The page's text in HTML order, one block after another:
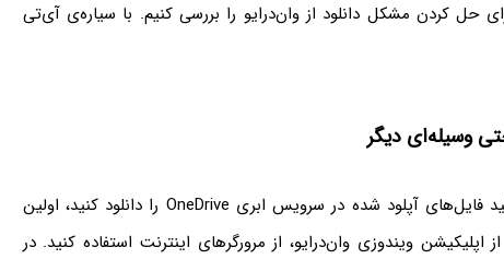
حل کردن مشکل دانلود از وان‌درایو را بررسی کنیم. با سیاره‌ی آی‌تی
وسیله‌ای دیگر
اگر در کامپیوتر اصلی خویش نمی‌توانید فایل‌های آپلود شده در سرویس ابری OneDrive را دانلود کنید، اولین
ویندوزی وان‌درایو، از مرورگرهای اینترنت استفاده کنید. در